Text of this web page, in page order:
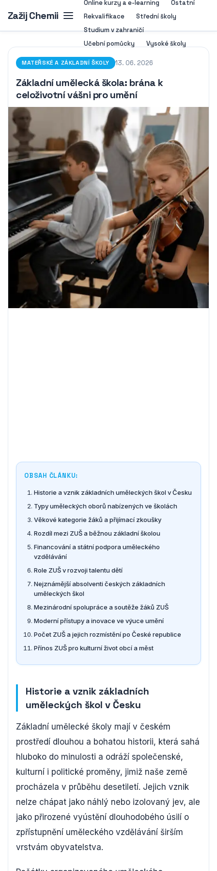
Zažij Chemii
Online kurzy a e-learning
Ostatní
Rekvalifikace
Střední školy
Studium v zahraničí
Učební pomůcky
Vysoké školy
MATEŘSKÉ A ZÁKLADNÍ ŠKOLY 13. 06. 2026
Základní umělecká škola: brána k
celoživotní vášni pro umění
OBSAH ČLÁNKU:
Historie a vznik základních uměleckých škol v Česku
Typy uměleckých oborů nabízených ve školách
Věkové kategorie žáků a přijímací zkoušky
Rozdíl mezi ZUŠ a běžnou základní školou
Financování a státní podpora uměleckého
vzdělávání
Role ZUŠ v rozvoji talentu dětí
Nejznámější absolventi českých základních
uměleckých škol
Mezinárodní spolupráce a soutěže žáků ZUŠ
Moderní přístupy a inovace ve výuce umění
Počet ZUŠ a jejich rozmístění po České republice
Přínos ZUŠ pro kulturní život obcí a měst
Historie a vznik základních
uměleckých škol v Česku
Základní umělecké školy mají v českém
prostředí dlouhou a bohatou historii, která sahá
hluboko do minulosti a odráží společenské,
kulturní i politické proměny, jimiž naše země
procházela v průběhu desetiletí. Jejich vznik
nelze chápat jako náhlý nebo izolovaný jev, ale
jako přirozené vyústění dlouhodobého úsilí o
zpřístupnění uměleckého vzdělávání širším
vrstvám obyvatelstva.